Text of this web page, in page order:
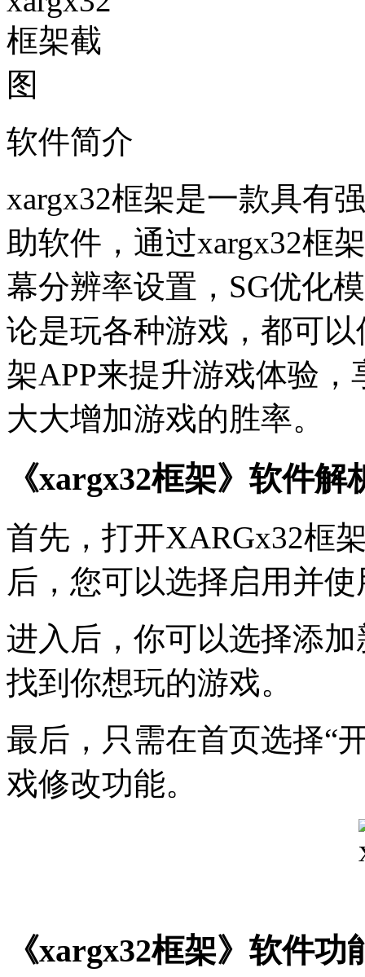
软件简介
xargx32框架是一款具有
助软件，通过xargx32框
幕分辨率设置，SG优化
论是玩各种游戏，都可
架APP来提升游戏体验
大大增加游戏的胜率。
《xargx32框架》软件解
首先，打开XARGx32框
后，您可以选择启用并
进入后，你可以选择添
找到你想玩的游戏。
最后，只需在首页选择“
戏修改功能。
《xargx32框架》软件功